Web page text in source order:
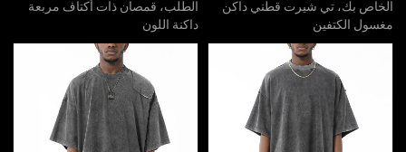
الخاص بك، تي شيرت قطني داكن
مغسول الكتفين
الطلب، قمصان ذات أكتاف مربعة
داكنة اللون